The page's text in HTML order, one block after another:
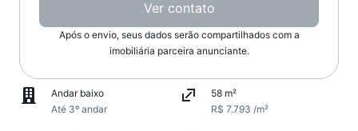
Ver contato
Após o envio, seus dados serão compartilhados com a
imobiliária parceira anunciante.
Andar baixo
Até 3º andar
58 m²
R$ 7.793 /m²